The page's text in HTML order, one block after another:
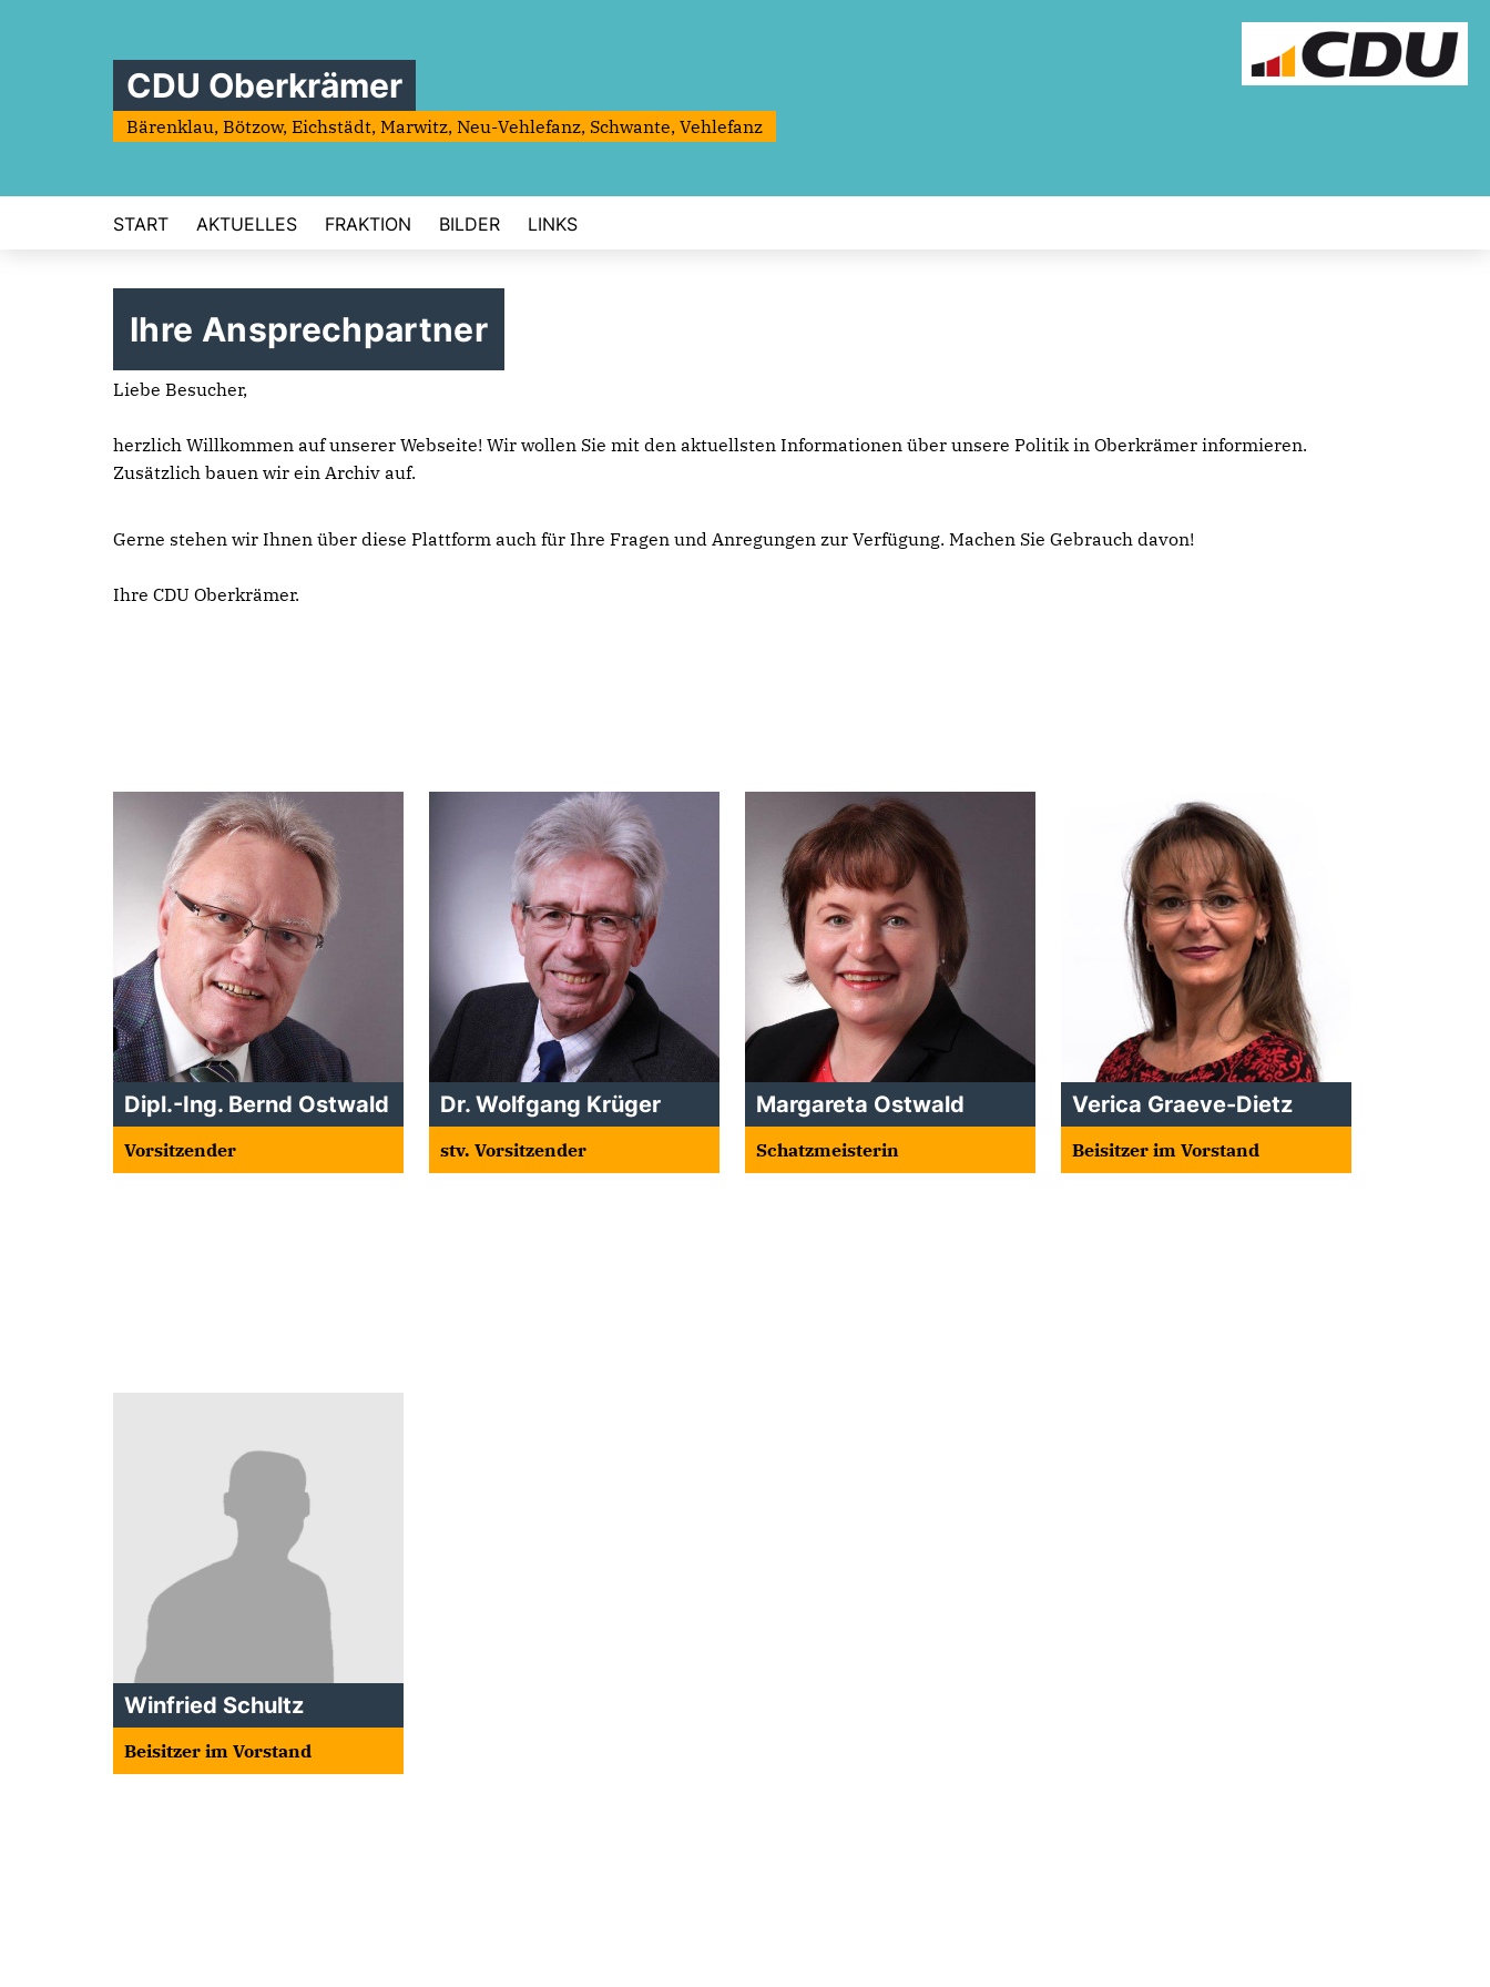
CDU Oberkrämer
Bärenklau, Bötzow, Eichstädt, Marwitz, Neu-Vehlefanz, Schwante, Vehlefanz
START AKTUELLES FRAKTION BILDER LINKS
Ihre Ansprechpartner
Liebe Besucher,
herzlich Willkommen auf unserer Webseite! Wir wollen Sie mit den aktuellsten Informationen über unsere Politik in Oberkrämer informieren.
Zusätzlich bauen wir ein Archiv auf.
Gerne stehen wir Ihnen über diese Plattform auch für Ihre Fragen und Anregungen zur Verfügung. Machen Sie Gebrauch davon!
Ihre CDU Oberkrämer.
Dipl.-Ing. Bernd Ostwald
Vorsitzender
Dr. Wolfgang Krüger
stv. Vorsitzender
Margareta Ostwald
Schatzmeisterin
Verica Graeve-Dietz
Beisitzer im Vorstand
Winfried Schultz
Beisitzer im Vorstand